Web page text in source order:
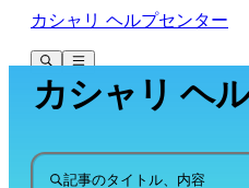
カシャリ ヘルプセンター
カシャリ ヘ
記事のタイトル、内容